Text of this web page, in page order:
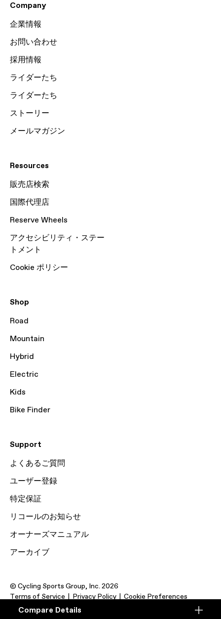
Compare
Compare Details
Company
企業情報
お問い合わせ
採用情報
ライダーたち
ライダーたち
ストーリー
メールマガジン
Resources
販売店検索
国際代理店
Reserve Wheels
アクセシビリティ・ステー
トメント
Cookie ポリシー
Shop
Road
Mountain
Hybrid
Electric
Kids
Bike Finder
Support
よくあるご質問
ユーザー登録
特定保証
リコールのお知らせ
オーナーズマニュアル
アーカイブ
© Cycling Sports Group, Inc. 2026
Terms of Service
Privacy Policy Cookie Preferences